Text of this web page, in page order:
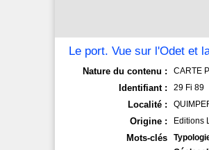
Le port. Vue sur l'Odet et
Nature du contenu : CARTE
Identifiant : 29 Fi 89
Localité :
Origine : Editions
Mots-clés